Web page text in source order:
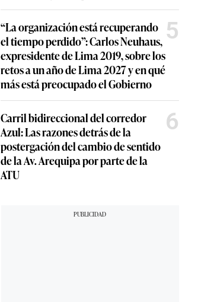
“La organización está recuperando
el tiempo perdido”: Carlos Neuhaus,
expresidente de Lima 2019, sobre los
retos a un año de Lima 2027 y en qué
más está preocupado el Gobierno
5
Carril bidireccional del corredor
Azul: Las razones detrás de la
postergación del cambio de sentido
de la Av. Arequipa por parte de la
ATU
6